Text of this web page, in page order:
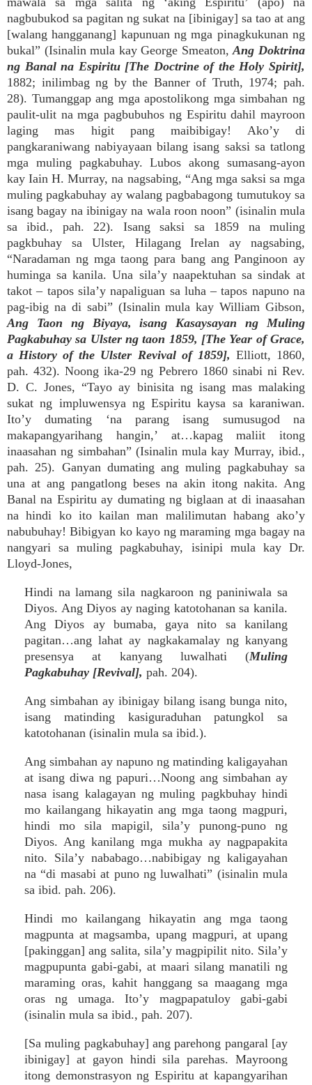
nagbubukod sa pagitan ng sukat na [ibinigay] sa tao at ang
[walang hangganang] kapunuan ng mga pinagkukunan ng
bukal” (Isinalin mula kay George Smeaton,Ang Doktrina
ng Banal na Espiritu [The Doctrine of the Holy Spirit],
1882; inilimbag ng by the Banner of Truth, 1974; pah.
28). Tumanggap ang mga apostolikong mga simbahan ng
paulit-ulit na mga pagbubuhos ng Espiritu dahil mayroon
laging mas higit pang maibibigay! Ako’y di
pangkaraniwang nabiyayaan bilang isang saksi sa tatlong
mga muling pagkabuhay. Lubos akong sumasang-ayon
kay Iain H. Murray, na nagsabing, “Ang mga saksi sa mga
muling pagkabuhay ay walang pagbabagong tumutukoy sa
isang bagay na ibinigay na wala roon noon” (isinalin mula
sa ibid., pah. 22). Isang saksi sa 1859 na muling
pagkbuhay sa Ulster, Hilagang Irelan ay nagsabing,
“Naradaman ng mga taong para bang ang Panginoon ay
huminga sa kanila. Una sila’y naapektuhan sa sindak at
takot – tapos sila’y napaliguan sa luha – tapos napuno na
pag-ibig na di sabi” (Isinalin mula kay William Gibson,
Ang Taon ng Biyaya, isang Kasaysayan ng Muling
Pagkabuhay sa Ulster ng taon 1859, [The Year of Grace,
a History of the Ulster Revival of 1859], Elliott, 1860,
pah. 432). Noong ika-29 ng Pebrero 1860 sinabi ni Rev.
D. C. Jones, “Tayo ay binisita ng isang mas malaking
sukat ng impluwensya ng Espiritu kaysa sa karaniwan.
Ito’y dumating ‘na parang isang sumusugod na
makapangyarihang hangin,’ at…kapag maliit itong
inaasahan ng simbahan” (Isinalin mula kay Murray, ibid.,
pah. 25). Ganyan dumating ang muling pagkabuhay sa
una at ang pangatlong beses na akin itong nakita. Ang
Banal na Espiritu ay dumating ng biglaan at di inaasahan
na hindi ko ito kailan man malilimutan habang ako’y
nabubuhay! Bibigyan ko kayo ng maraming mga bagay na
nangyari sa muling pagkabuhay, isinipi mula kay Dr.
Lloyd-Jones,
Hindi na lamang sila nagkaroon ng paniniwala sa
Diyos. Ang Diyos ay naging katotohanan sa kanila.
Ang Diyos ay bumaba, gaya nito sa kanilang
pagitan…ang lahat ay nagkakamalay ng kanyang
presensya at kanyang luwalhati (Muling
Pagkabuhay [Revival], pah. 204).
Ang simbahan ay ibinigay bilang isang bunga nito,
isang matinding kasiguraduhan patungkol sa
katotohanan (isinalin mula sa ibid.).
Ang simbahan ay napuno ng matinding kaligayahan
at isang diwa ng papuri…Noong ang simbahan ay
nasa isang kalagayan ng muling pagkbuhay hindi
mo kailangang hikayatin ang mga taong magpuri,
hindi mo sila mapigil, sila’y punong-puno ng
Diyos. Ang kanilang mga mukha ay nagpapakita
nito. Sila’y nababago…nabibigay ng kaligayahan
na “di masabi at puno ng luwalhati” (isinalin mula
sa ibid. pah. 206).
Hindi mo kailangang hikayatin ang mga taong
magpunta at magsamba, upang magpuri, at upang
[pakinggan] ang salita, sila’y magpipilit nito. Sila’y
magpupunta gabi-gabi, at maari silang manatili ng
maraming oras, kahit hanggang sa maagang mga
oras ng umaga. Ito’y magpapatuloy gabi-gabi
(isinalin mula sa ibid., pah. 207).
[Sa muling pagkabuhay] ang parehong pangaral [ay
ibinigay] at gayon hindi sila parehas. Mayroong
itong demonstrasyon ng Espiritu at kapangyarihan